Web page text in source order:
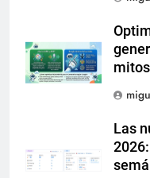
mitos
Las